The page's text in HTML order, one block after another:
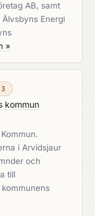
AB, samt
Energi
»
kommun
i Arvidsjaur
och
till